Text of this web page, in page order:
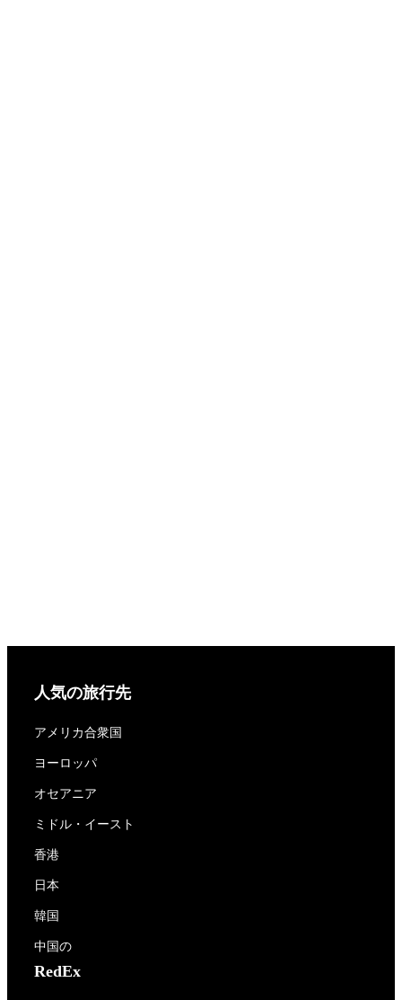
人気の旅行先
アメリカ合衆国
ヨーロッパ
オセアニア
ミドル・イースト
香港
日本
韓国
中国の
RedEx